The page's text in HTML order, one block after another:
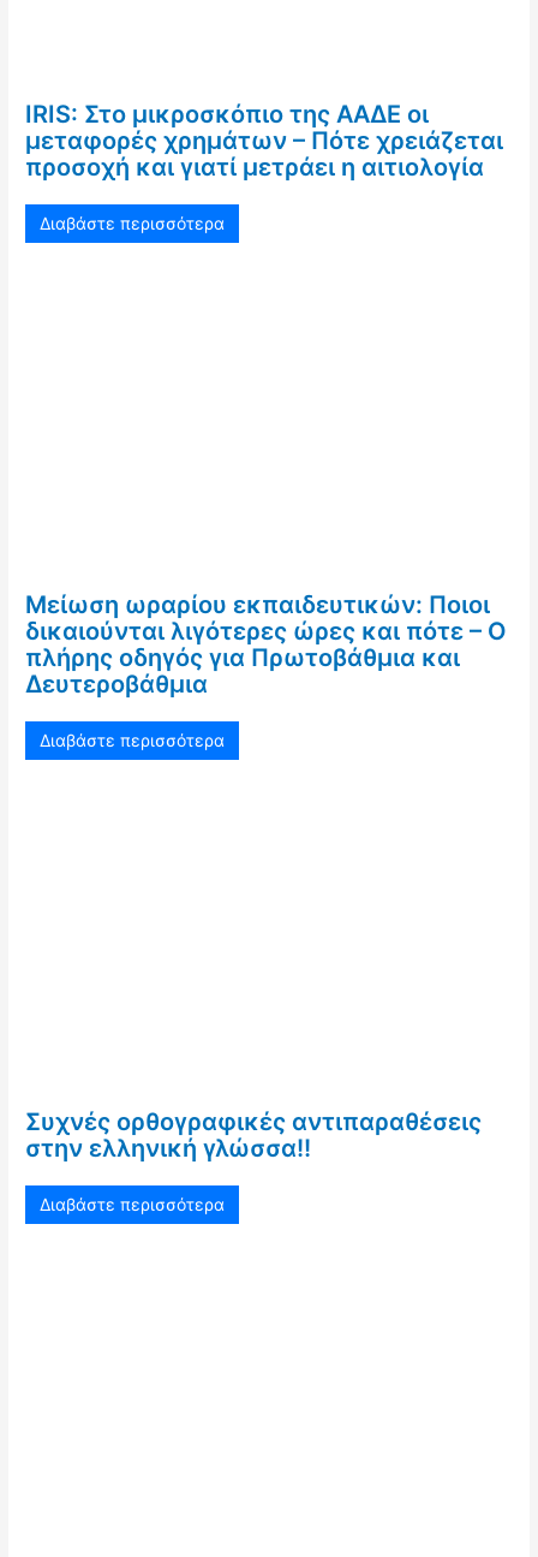
IRIS: Στο μικροσκόπιο της ΑΑΔΕ οι
μεταφορές χρημάτων – Πότε χρειάζεται
προσοχή και γιατί μετράει η αιτιολογία
Διαβάστε περισσότερα
Μείωση ωραρίου εκπαιδευτικών: Ποιοι
δικαιούνται λιγότερες ώρες και πότε – Ο
πλήρης οδηγός για Πρωτοβάθμια και
Δευτεροβάθμια
Διαβάστε περισσότερα
Συχνές ορθογραφικές αντιπαραθέσεις
στην ελληνική γλώσσα!!
Διαβάστε περισσότερα